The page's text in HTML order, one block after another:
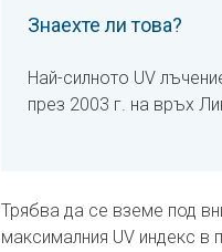
Знаехте ли това?
Най-силното UV
през 2003 г. на връх
Трябва да се вземе под
максималния UV индекс в